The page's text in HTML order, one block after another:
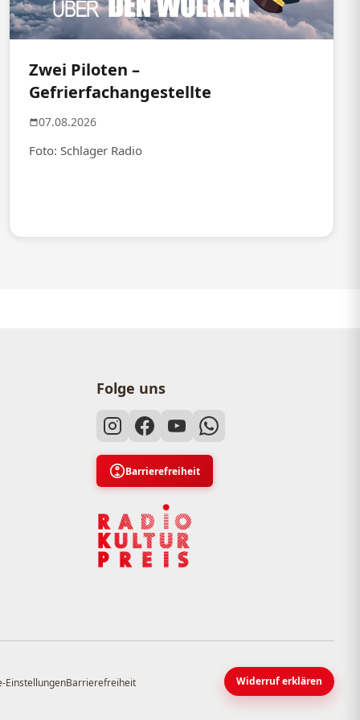
Zwei Piloten –
Gefrierfachangestellte
07.08.2026
Foto: Schlager Radio
Folge uns
Barrierefreiheit
EinstellungenBarrierefreiheit Widerruf erklären